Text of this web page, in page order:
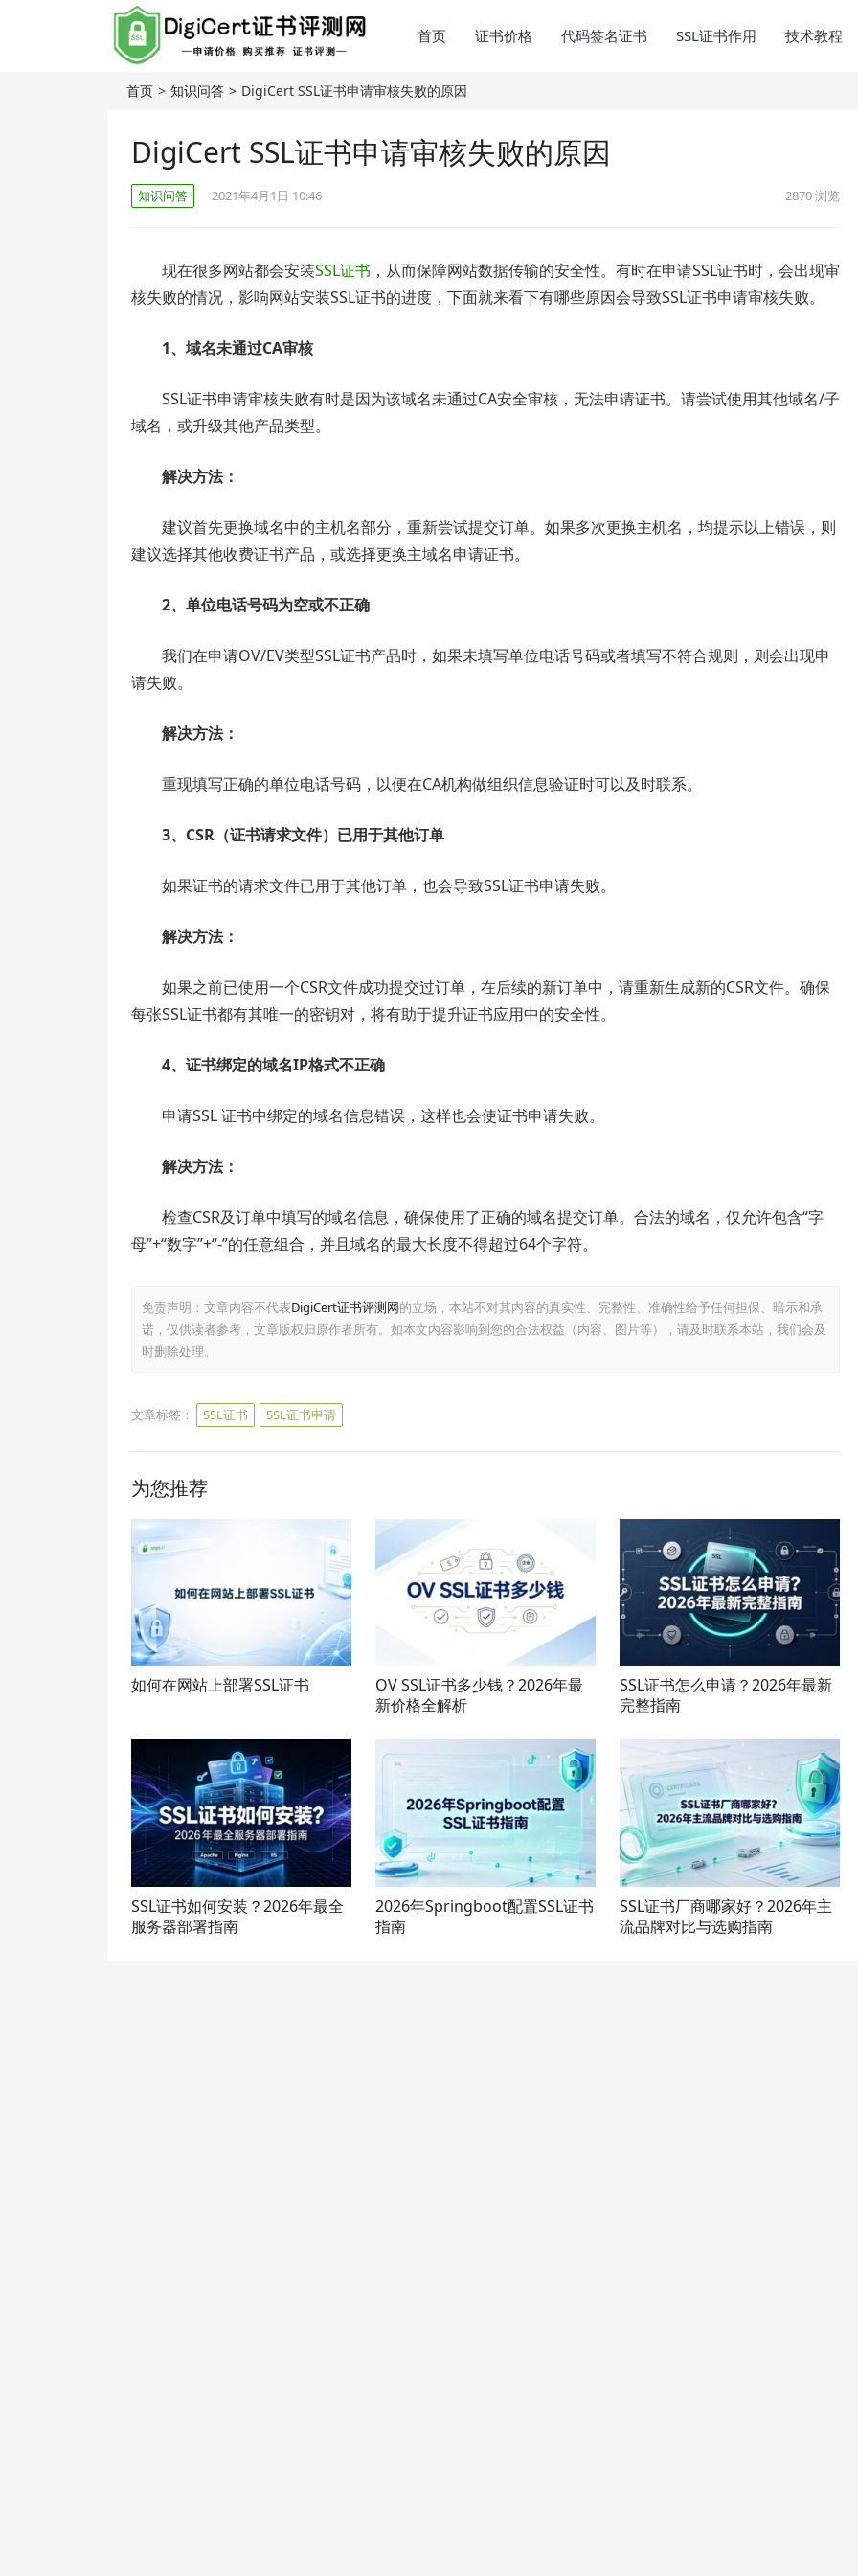
首页 证书价格 代码签名证书 SSL证书作用 技术教程
首页 > 知识问答 > DigiCert SSL证书申请审核失败的原因
DigiCert SSL证书申请审核失败的原因
知识问答 2021年4月1日 10:46 2870浏览
现在很多网站都会安装SSL证书 ，从而保障网站数据传输的安全性。有时在申请SSL证书时，会出现审
核失败的情况，影响网站安装SSL证书的进度，下面就来看下有哪些原因会导致SSL证书申请审核失败。
1、域名未通过CA审核
SSL证书申请审核失败有时是因为该域名未通过CA安全审核，无法申请证书。请尝试使用其他域名/子
域名，或升级其他产品类型。
解决方法：
建议首先更换域名中的主机名部分，重新尝试提交订单。如果多次更换主机名，均提示以上错误，则
建议选择其他收费证书产品，或选择更换主域名申请证书。
2、单位电话号码为空或不正确
我们在申请OV/EV类型SSL证书产品时，如果未填写单位电话号码或者填写不符合规则，则会出现申
请失败。
解决方法：
重现填写正确的单位电话号码，以便在CA机构做组织信息验证时可以及时联系。
3、CSR（证书请求文件）已用于其他订单
如果证书的请求文件已用于其他订单，也会导致SSL证书申请失败。
解决方法：
如果之前已使用一个CSR文件成功提交过订单，在后续的新订单中，请重新生成新的CSR文件。确保
每张SSL证书都有其唯一的密钥对，将有助于提升证书应用中的安全性。
4、证书绑定的域名IP格式不正确
申请SSL 证书中绑定的域名信息错误，这样也会使证书申请失败。
解决方法：
检查CSR及订单中填写的域名信息，确保使用了正确的域名提交订单。合法的域名，仅允许包含“字
母”+“数字”+“-”的任意组合，并且域名的最大长度不得超过64个字符。
免责声明：文章内容不代表DigiCert证书评测网的立场，本站不对其内容的真实性、完整性、准确性给予任何担保、暗示和承
诺，仅供读者参考，文章版权归原作者所有。如本文内容影响到您的合法权益（内容、图片等），请及时联系本站，我们会及
时删除处理。
文章标签： SSL证书 SSL证书申请
为您推荐
如何在网站上部署SSL证书
OV SSL证书多少钱？2026年最
新价格全解析
SSL证书怎么申请？2026年最新
完整指南
SSL证书如何安装？2026年最全
服务器部署指南
2026年Springboot配置SSL证书
指南
SSL证书厂商哪家好？2026年主
流品牌对比与选购指南